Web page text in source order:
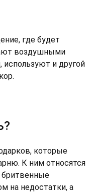
где будет
воздушными
и другой
которые
К ним относятся
бритвенные
на недостатки, а